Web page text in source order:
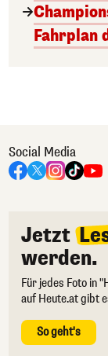
Fahrplan
Social Media
Jetzt
werden.
Für jedes Foto in
auf Heute.at gibt
So geht's